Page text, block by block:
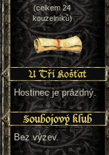
(celkem 24
kouzelníků)
Hostinec je prázdný.
Bez výzev.